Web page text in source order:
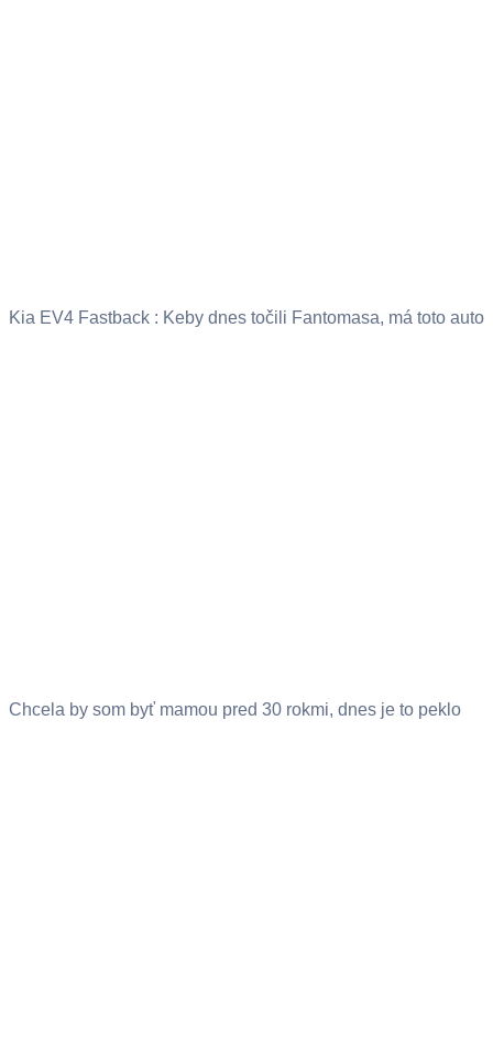
Kia EV4 Fastback : Keby dnes točili Fantomasa, má toto auto
Chcela by som byť mamou pred 30 rokmi, dnes je to peklo